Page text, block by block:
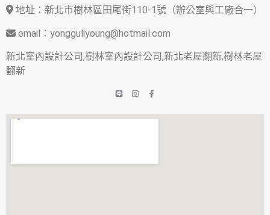
地址：新北市樹林區田尾街110-1號（辦公室與工廠合一）
email：yongguliyoung@hotmail.com
新北室內設計公司,樹林室內設計公司,新北老屋翻新,樹林老屋
翻新